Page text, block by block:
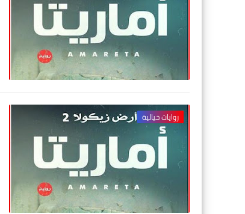
روايات خيالية